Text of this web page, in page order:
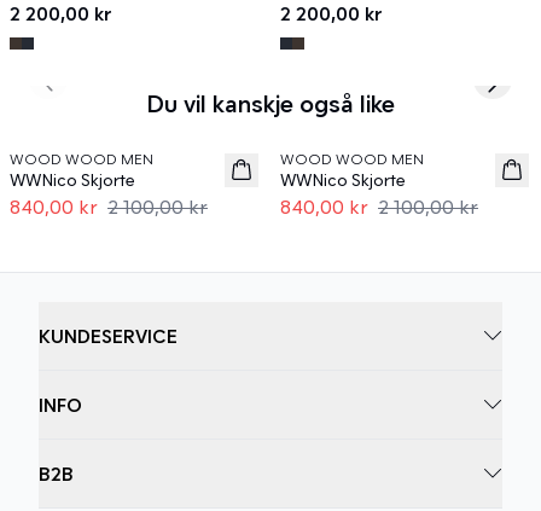
2 200,00 kr 2 200,00 kr
Du vil kanskje også like
WOOD WOOD MEN
WWNico Skjorte
840,00 kr 2 100,00 kr
60%
WOOD WOOD MEN
WWNico Skjorte
840,00 kr 2 100,00 kr
Previous slide Next
KUNDESERVICE
INFO
B2B